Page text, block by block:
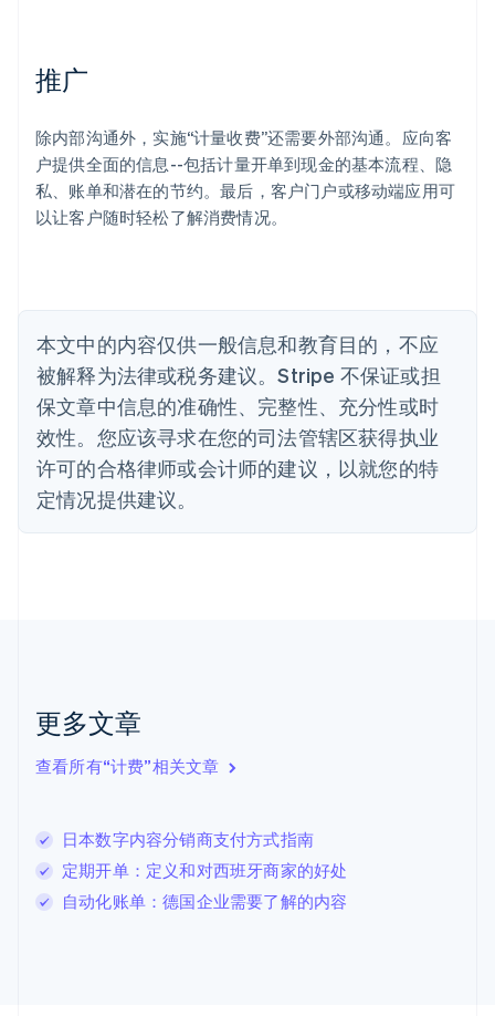
推广
除内部沟通外，实施“计量收费”还需要外部沟通。应向客
户提供全面的信息--包括计量开单到现金的基本流程、隐
私、账单和潜在的节约。最后，客户门户或移动端应用可
以让客户随时轻松了解消费情况。
本文中的内容仅供一般信息和教育目的，不应
被解释为法律或税务建议。Stripe 不保证或担
保文章中信息的准确性、完整性、充分性或时
效性。您应该寻求在您的司法管辖区获得执业
许可的合格律师或会计师的建议，以就您的特
定情况提供建议。
更多文章
查看所有“计费”相关文章
日本数字内容分销商支付方式指南
定期开单：定义和对西班牙商家的好处
自动化账单：德国企业需要了解的内容
奥地利
English
巴西
PortuguêsEnglish
保加利亚
English
丹麦
德国
DeutschEnglish
法国
FrançaisEnglish
芬兰
EnglishSvenska
English
English
卢森堡
罗马尼亚
English